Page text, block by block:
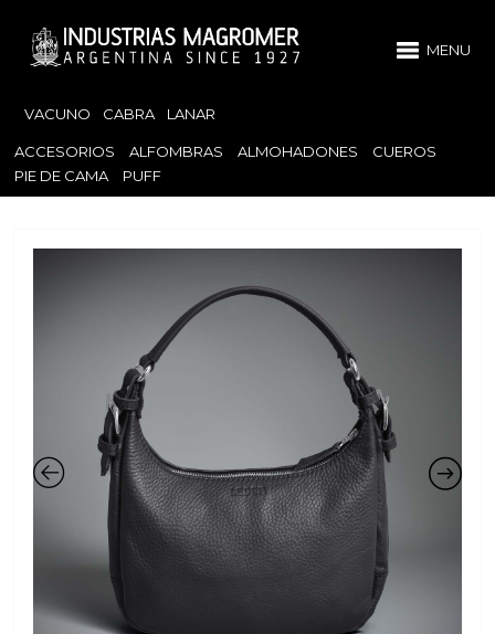
MENU
VACUNO CABRA LANAR
ACCESORIOS ALFOMBRAS ALMOHADONES
CUEROS
PIE DE CAMA
PUFF